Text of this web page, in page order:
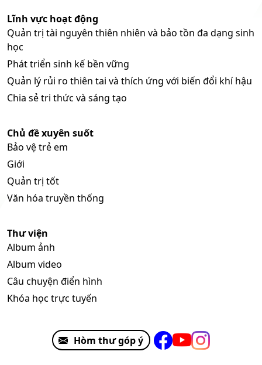
Lĩnh vực hoạt động
Quản trị tài nguyên thiên nhiên và bảo tồn đa dạng sinh
học
Phát triển sinh kế bền vững
Quản lý rủi ro thiên tai và thích ứng với biến đổi khí hậu
Chia sẻ tri thức và sáng tạo
Chủ đề xuyên suốt
Bảo vệ trẻ em
Giới
Quản trị tốt
Văn hóa truyền thống
Thư viện
Album ảnh
Album video
Câu chuyện điển hình
Khóa học trực tuyến
Hòm thư góp ý